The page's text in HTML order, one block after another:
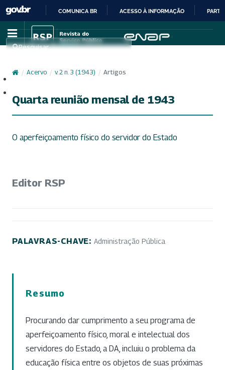
IR
PARA
CONTEÚDO
COMUNICA BR ACESSO À INFORMAÇÃO
Pesquisar
/ Acervo / v. 2 n. 3 (1943) / Artigos
Quarta reunião mensal de 1943
O aperfeiçoamento físico do servidor do Estado
Editor RSP
PALAVRAS-CHAVE: Administração Pública
Resumo
Procurando dar cumprimento a seu programa de
aperfeiçoamento físico, moral e intelectual dos
servidores do Estado, a DA, incluiu o problema da
educação física entre os objetos de suas próximas